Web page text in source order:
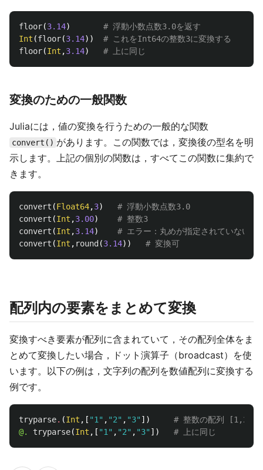
floor(3.14)
# 浮動小数点数3.0を返す
Int (floor(3.14))
# これをInt64の整数3に変換する
floor(Int ,3.14) # 上に同じ
変換のための一般関数
Juliaには，値の変換を行うための一般的な関数
convert() があります。この関数では，変換後の型名を明
示します。上記の個別の関数は，すべてこの関数に集約で
きます。
convert (Float64,3)
# 浮動小数点数3.0
convert (Int ,3.00)
# 整数3
convert (Int ,3.14)
# エラー：丸めが指定されていない
convert (Int , round (3.14)) # 変換可
配列内の要素をまとめて変換
変換すべき要素が配列に含まれていて，その配列全体をま
とめて変換したい場合，ドット演算子（broadcast）を使
います。以下の例は，文字列の配列を数値配列に変換する
例です。
tryparse. (Int ,[ "1" , "2" , "3" ])
# 整数の配列 [1,2,3]
@.
tryparse(Int ,[ "1" , "2" , "3" ]) # 上に同じ